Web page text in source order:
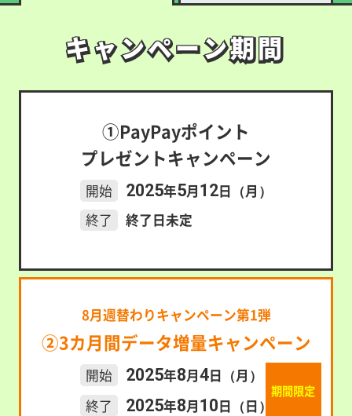
キャンペーン期間
キャンペーン期間
①PayPayポイント
プレゼントキャンペーン
開始 2025年5月12日（月）
終了
終了日未定
期間限定
8月週替わりキャンペーン第1弾
②3カ月間データ増量キャンペーン
開始 2025年8月4日（月）
終了
2025年8月10日（日）